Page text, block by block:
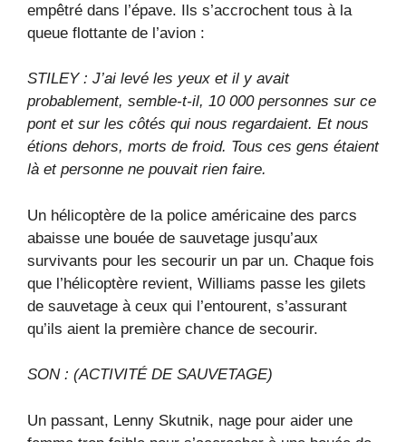
empêtré dans l’épave. Ils s’accrochent tous à la
queue flottante de l’avion :
STILEY : J’ai levé les yeux et il y avait
probablement, semble-t-il, 10 000 personnes sur ce
pont et sur les côtés qui nous regardaient. Et nous
étions dehors, morts de froid. Tous ces gens étaient
là et personne ne pouvait rien faire.
Un hélicoptère de la police américaine des parcs
abaisse une bouée de sauvetage jusqu’aux
survivants pour les secourir un par un. Chaque fois
que l’hélicoptère revient, Williams passe les gilets
de sauvetage à ceux qui l’entourent, s’assurant
qu’ils aient la première chance de secourir.
SON : (ACTIVITÉ DE SAUVETAGE)
Un passant, Lenny Skutnik, nage pour aider une